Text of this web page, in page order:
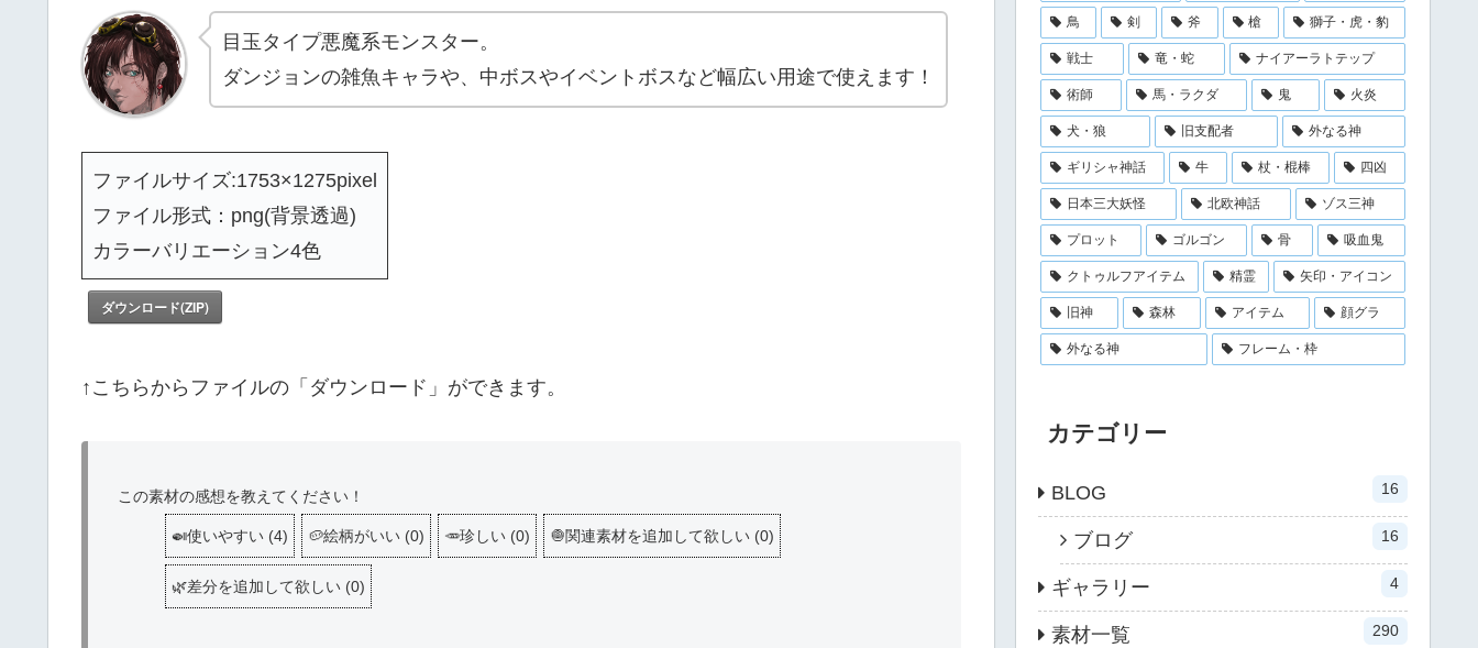
目玉タイプ悪魔系モンスター。
ダンジョンの雑魚キャラや、中ボスやイベントボスなど幅広い用途で使えます！
ファイルサイズ:1753×1275pixel
ファイル形式：png(背景透過)
カラーバリエーション4色
ダウンロード(ZIP)
↑こちらからファイルの「ダウンロード」ができます。
この素材の感想を教えてください！
🍛使いやすい (4) 🥔絵柄がいい (0) 🥕珍しい (0) 🧅関連素材を追加して欲しい (0)
🌿差分を追加して欲しい (0)
鳥 剣 斧 槍 獅子・虎・豹
戦士 竜・蛇 ナイアーラトテップ
術師 馬・ラクダ 鬼 火炎
犬・狼 旧支配者 外なる神
ギリシャ神話 牛 杖・棍棒 四凶
日本三大妖怪 北欧神話 ゾス三神
プロット ゴルゴン 骨 吸血鬼
クトゥルフアイテム 精霊 矢印・アイコン
旧神 森林 アイテム 顔グラ
外なる神 フレーム・枠
カテゴリー
BLOG 16
ブログ 16
ギャラリー 4
素材一覧 290